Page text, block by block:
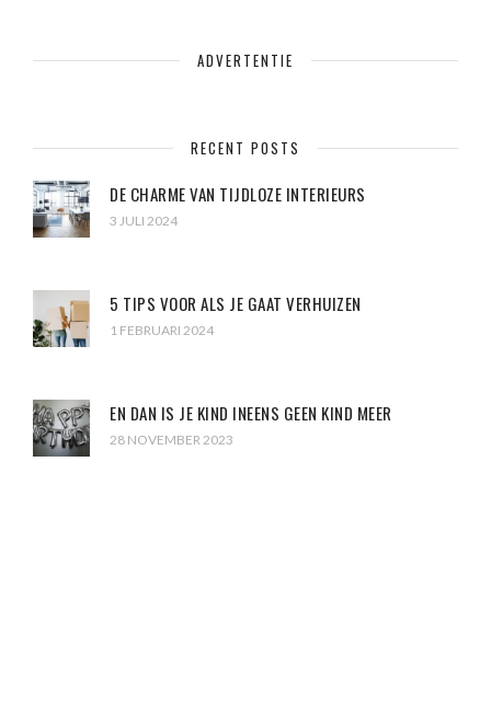
ADVERTENTIE
RECENT POSTS
DE CHARME VAN TIJDLOZE INTERIEURS
3 JULI 2024
5 TIPS VOOR ALS JE GAAT VERHUIZEN
1 FEBRUARI 2024
EN DAN IS JE KIND INEENS GEEN KIND MEER
28 NOVEMBER 2023